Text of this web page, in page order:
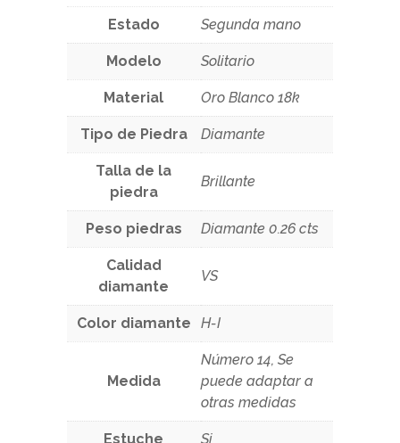
Estado Segunda mano
Modelo Solitario
Material Oro Blanco 18k
Tipo de Piedra Diamante
Talla de la
piedra
Brillante
Peso piedras Diamante 0.26 cts
Calidad
diamante
VS
Color diamante H-I
Medida
Número 14, Se
puede adaptar a
otras medidas
Estuche Si